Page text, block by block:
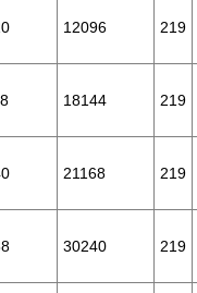
12096 219
18144 219
21168 219
30240 219